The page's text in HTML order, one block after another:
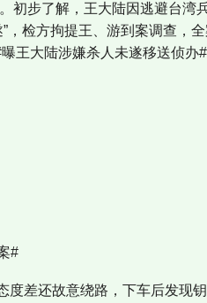
初步了解，王大陆因逃避台湾
，检方拘提王、游到案调查，全
王大陆涉嫌杀人未遂移送侦办#
#
度差还故意绕路，下车后发现